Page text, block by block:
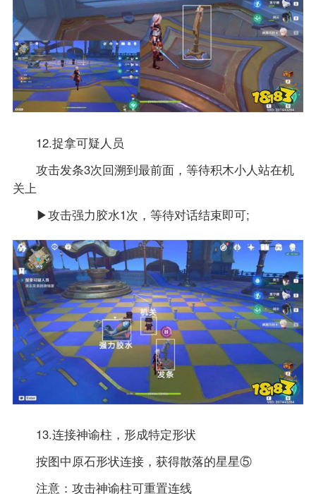
12.捉拿可疑人员
攻击发条3次回溯到最前面，等待积木小人站在机
关上
▶攻击强力胶水1次，等待对话结束即可;
13.连接神谕柱，形成特定形状
按图中原石形状连接，获得散落的星星⑤
注意：攻击神谕柱可重置连线